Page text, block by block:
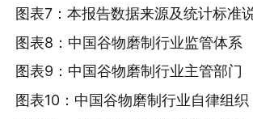
图表7：本报告数据来源及统计标准
图表8：中国谷物磨制行业监管体系
图表9：中国谷物磨制行业主管部门
图表10：中国谷物磨制行业自律组织